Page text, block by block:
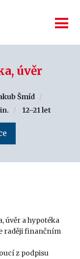
úvěr
Šmíd
12–21 let
úvěr a hypotéka
raději finančním
z podpisu